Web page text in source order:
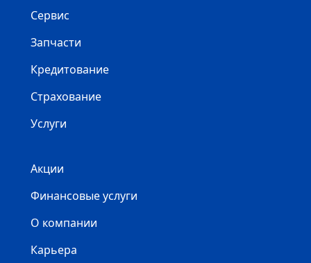
Сервис
Запчасти
Кредитование
Страхование
Услуги
Акции
Финансовые услуги
О компании
Карьера